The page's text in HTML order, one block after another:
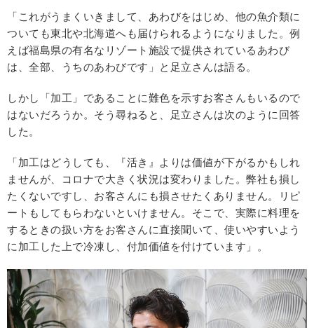
「これがうまくいきまして、あわびをはじめ、他の魚介類に
ついても東北や北海道へも届けられるようになりました。例
えば福島県の有名なリゾート施設で提供されているあわび
は、全部、うちのあわびです」と足立さんは語る。
しかし「加工」であることに難色を示すお客さんもいるので
はないだろうか。そう尋ねると、足立さんは次のように回答
した。
「加工はどうしても、『活き』よりは価値が下がるかもしれ
ませんが、コロナで大きく状況は変わりました。弊社も損し
たくないですし、お客さんにも損させたくありません。リピ
ートもしてもらわないといけません。そこで、実際に料理を
するときの扱い方をお客さんに直接聞いて、使いやすいよう
に加工した上で冷凍し、付加価値を付けています」。